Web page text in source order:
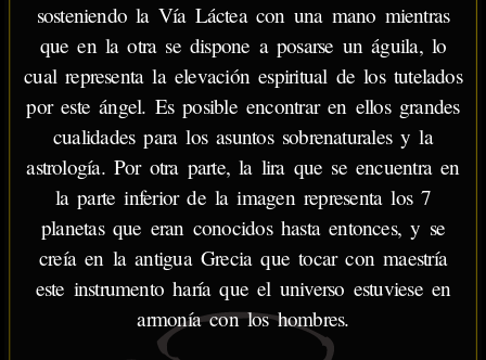
sosteniendo la Vía Láctea con una mano mientras
que en la otra se dispone a posarse un águila, lo
cual representa la elevación espiritual de los tutelados
por este ángel. Es posible encontrar en ellos grandes
cualidades para los asuntos sobrenaturales y la
astrología. Por otra parte, la lira que se encuentra en
la parte inferior de la imagen representa los 7
planetas que eran conocidos hasta entonces, y se
creía en la antigua Grecia que tocar con maestría
este instrumento haría que el universo estuviese en
armonía con los hombres.